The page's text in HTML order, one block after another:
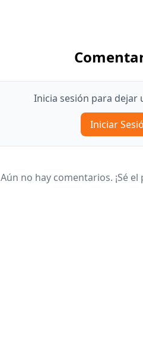
Inicia sesión para dejar
Iniciar
Aún no hay comentarios. ¡Sé